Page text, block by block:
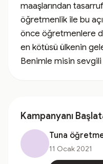
maaşlarından
öğretmenlik ile bu
önce öğretmenlere
en kötüsü ülkenin
Benimle misin sevgili
Kampanyanı
Tuna
11 Ocak 2021